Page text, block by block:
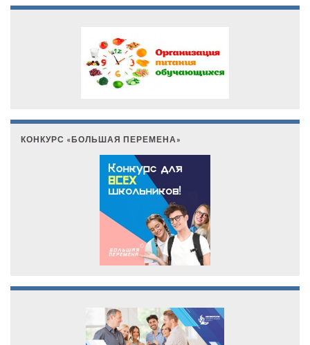
КОНКУРС «БОЛЬШАЯ ПЕРЕМЕНА»